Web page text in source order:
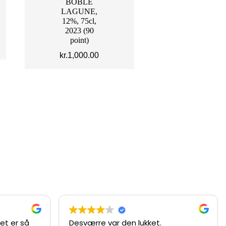
BOBLE
LAGUNE,
12%, 75cl,
2023 (90
point)
kr.1,000.00
er så Desværre var den lukket.